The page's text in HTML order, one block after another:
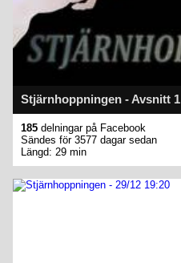
Stjärnhoppningen - Avsnitt 1
185 delningar på Facebook
Sändes för 3577 dagar sedan
Längd: 29 min